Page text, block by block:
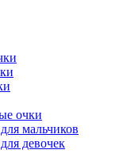
очки
мальчиков
девочек